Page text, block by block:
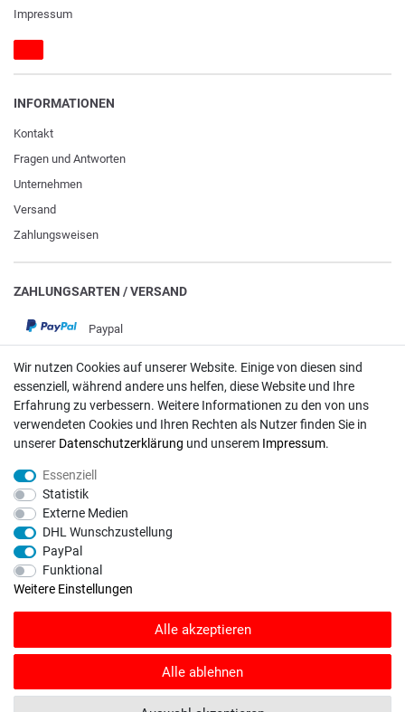
Impressum
INFORMATIONEN
Kontakt
Fragen und Antworten
Unternehmen
Versand
Zahlungsweisen
ZAHLUNGSARTEN / VERSAND
Paypal
Vorkasse
DHL
Deutsche Post
Bei Fragen wenden Sie sich direkt an unser Service-Team.
Montag - Freitag, 09:00 - 18:00
info@rasentraktoren-motoren.de
MA-Versand GmbH, 53925 Kall, In der Laach 1-3
SHOPVOTE Bewertungen. SHOPVOTE setzt automatische und manuelle
Maßnahmen ein, um Bewertungen zu verifizieren.Informationen zur Echtheit
Wir nutzen Cookies auf unserer Website. Einige von diesen sind
essenziell, während andere uns helfen, diese Website und Ihre
Erfahrung zu verbessern. Weitere Informationen zu den von uns
verwendeten Cookies und Ihren Rechten als Nutzer finden Sie in
unserer Daten­schutz­erklärung und unserem Impressum.
Essenziell
Statistik
Externe Medien
DHL Wunschzustellung
PayPal
Funktional
Weitere Einstellungen
Alle akzeptieren
Alle ablehnen